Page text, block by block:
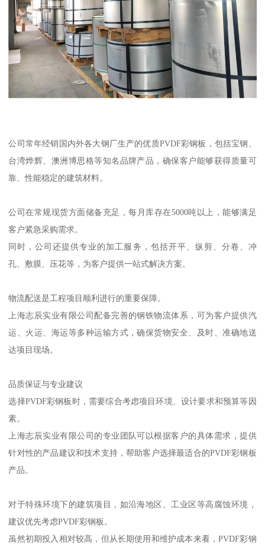
公司常年经销国内外各大钢厂生产的优质PVDF彩钢板，包括宝钢、
台湾烨辉、澳洲博思格等知名品牌产品，确保客户能够获得质量可
靠、性能稳定的建筑材料。
公司在常规现货方面储备充足，每月库存在5000吨以上，能够满足
客户紧急采购需求。
同时，公司还提供专业的加工服务，包括开平、纵剪、分卷、冲
孔、敷膜、压花等，为客户提供一站式解决方案。
物流配送是工程项目顺利进行的重要保障。
上海志辰实业有限公司配备完善的钢铁物流体系，可为客户提供汽
运、火运、海运等多种运输方式，确保货物安全、及时、准确地送
达项目现场。
品质保证与专业建议
选择PVDF彩钢板时，需要综合考虑项目环境、设计要求和预算等因
素。
上海志辰实业有限公司的专业团队可以根据客户的具体需求，提供
针对性的产品建议和技术支持，帮助客户选择最适合的PVDF彩钢板
产品。
对于特殊环境下的建筑项目，如沿海地区、工业区等高腐蚀环境，
建议优先考虑PVDF彩钢板。
虽然初期投入相对较高，但从长期使用和维护成本来看，PVDF彩钢